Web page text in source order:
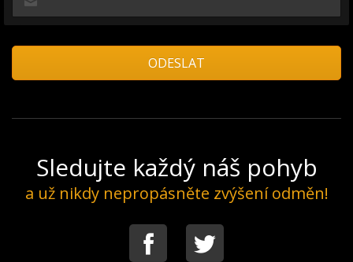
Sledujte každý náš pohyb
a už nikdy nepropásněte zvýšení odměn!
Facebook